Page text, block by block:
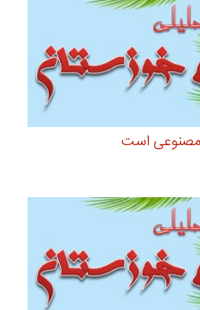
مصنوعی است